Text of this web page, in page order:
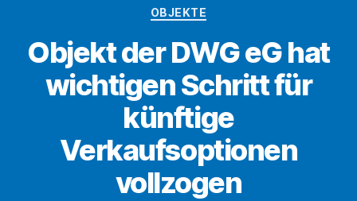
Kategorien
OBJEKTE
Objekt der DWG eG hat
wichtigen Schritt für
künftige
Verkaufsoptionen
vollzogen